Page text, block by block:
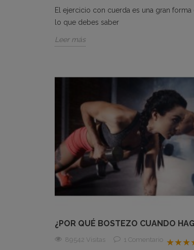
El ejercicio con cuerda es una gran
lo que debes saber
Leer más
¿POR QUÉ BOSTEZO CUANDO
89542 Visitas 1 Comentario